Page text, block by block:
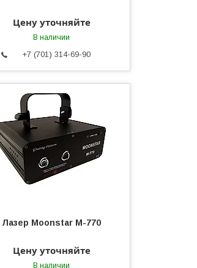
Цену уточняйте
В наличии
+7 (701) 314-69-90
Лазер Moonstar M-770
Цену уточняйте
В наличии